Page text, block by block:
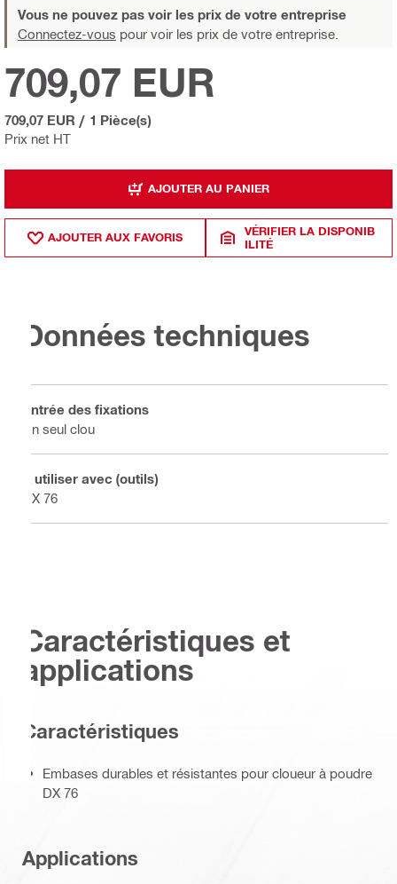
Vous ne pouvez pas voir les prix de votre entreprise
Connectez-vous pour voir les prix de votre entreprise.
Prix net HT
709,07 EUR
709,07 EUR / 1 Pièce(s)
AJOUTER AU PANIER
AJOUTER AUX FAVORIS
VÉRIFIER LA DISPONIB
ILITÉ
Données techniques
Entrée des fixations
Un seul clou
À utiliser avec (outils)
DX 76
Caractéristiques et
applications
Caractéristiques
Embases durables et résistantes pour cloueur à poudre
DX 76
Applications